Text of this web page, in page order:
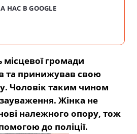
НАС В GOOGLE
громади
та принижував свою
Чоловік таким чином
зауваження. Жінка не
належного опору, тож
до поліції.